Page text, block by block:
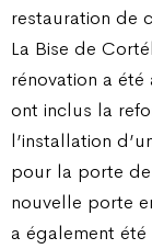
restauration de
La Bise de
rénovation a
ont inclus la
l’installation
pour la porte de
nouvelle porte
a également